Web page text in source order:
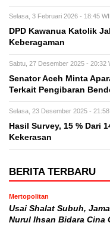
Selasa, 3 Februari 2026 - 18:45
DPD Kawanua Katolik
Keberagaman
Sabtu, 27 Desember 2025 - 20:32
Senator Aceh Minta
Terkait Pengibaran
Selasa, 23 Desember 2025 -
Hasil Survey, 15 % Dari
Kekerasan
BERITA TERBARU
Mertopolitan
Usai Shalat Subuh,
Nurul Ihsan Bidara Cina